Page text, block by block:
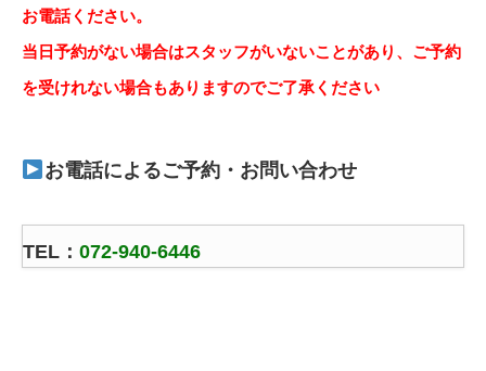
お電話ください。
当日予約がない場合はスタッフがいないことがあり、ご予約
を受けれない場合もありますのでご了承ください
お電話によるご予約・お問い合わせ
TEL： 072-940-6446